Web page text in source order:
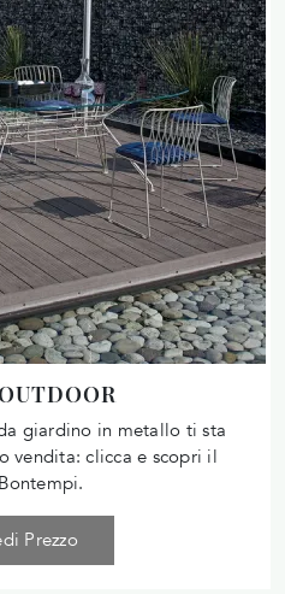
giardino in metallo ti sta
vendita: clicca e scopri il
Prezzo